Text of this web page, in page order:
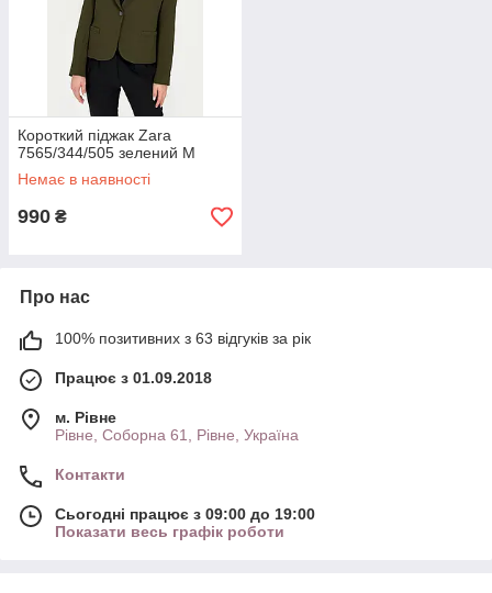
Короткий піджак Zara
7565/344/505 зелений M
Немає в наявності
990 ₴
Про нас
100% позитивних з 63 відгуків за рік
Працює з 01.09.2018
м. Рівне
Рівне, Соборна 61, Рівне, Україна
Контакти
Сьогодні працює з 09:00 до 19:00
Показати весь графік роботи